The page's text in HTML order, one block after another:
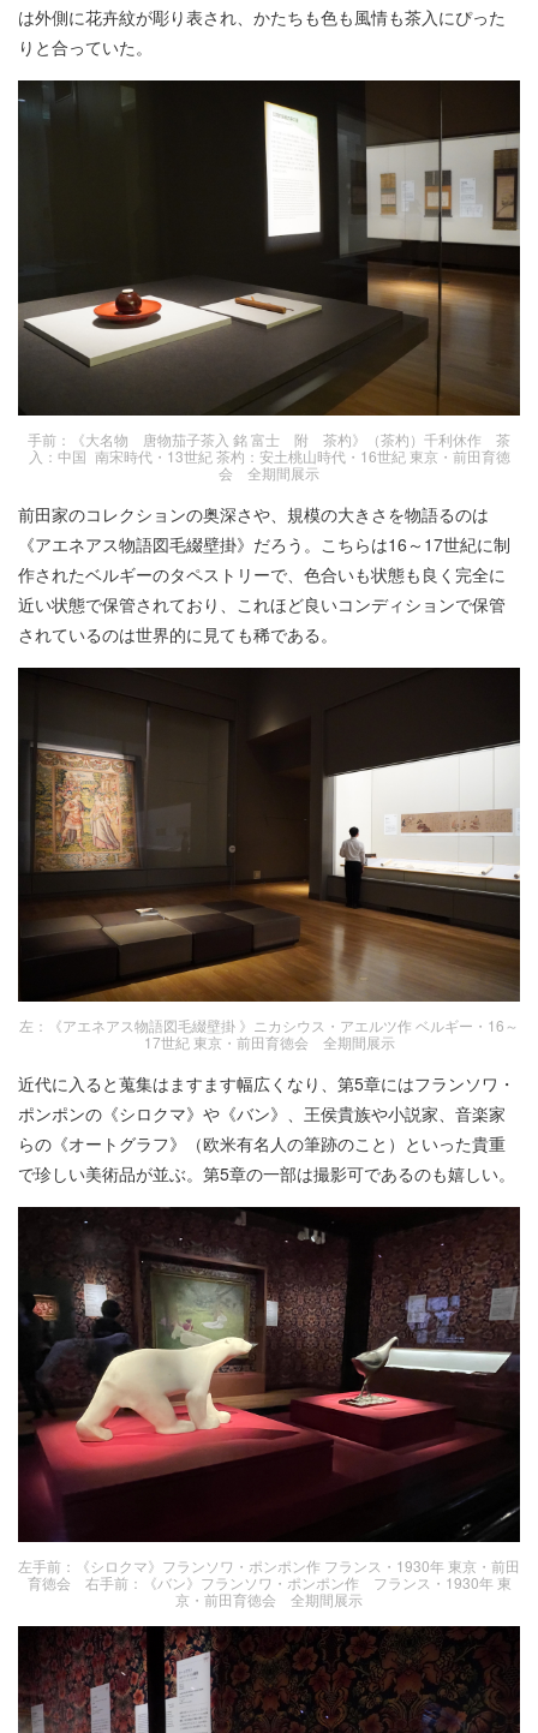
は外側に花卉紋が彫り表され、かたちも色も風情も茶入にぴった
りと合っていた。
手前：《大名物 唐物茄子茶入 銘 富士 附 茶杓》（茶杓）千利休作 茶
入：中国 南宋時代・13世紀 茶杓：安土桃山時代・16世紀 東京・前田育徳
会 全期間展示
前田家のコレクションの奥深さや、規模の大きさを物語るのは
《アエネアス物語図毛綴壁掛》だろう。こちらは16～17世紀に制
作されたベルギーのタペストリーで、色合いも状態も良く完全に
近い状態で保管されており、これほど良いコンディションで保管
されているのは世界的に見ても稀である。
左：《アエネアス物語図毛綴壁掛 》ニカシウス・アエルツ作 ベルギー・16～
17世紀 東京・前田育徳会 全期間展示
近代に入ると蒐集はますます幅広くなり、第5章にはフランソワ・
ポンポンの《シロクマ》や《バン》、王侯貴族や小説家、音楽家
らの《オートグラフ》（欧米有名人の筆跡のこと）といった貴重
で珍しい美術品が並ぶ。第5章の一部は撮影可であるのも嬉しい。
左手前：《シロクマ》フランソワ・ポンポン作 フランス・1930年 東京・前田
育徳会 右手前：《バン》フランソワ・ポンポン作 フランス・1930年 東
京・前田育徳会 全期間展示